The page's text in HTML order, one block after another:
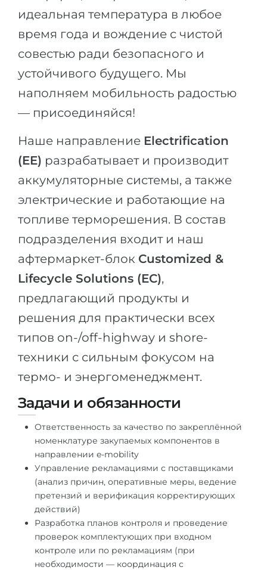
100%
Наши студенты успешно поступают
КОНСУЛЬТАЦИЯ!
Другая страна
ЗАПИСАТЬСЯ НА КОНСУЛЬТАЦИЮ
идеальная температура в любое
время года и вождение с чистой
совестью ради безопасного и
устойчивого будущего. Мы
наполняем мобильность радостью
— присоединяйся!
Наше направление Electrification
(EE) разрабатывает и производит
аккумуляторные системы, а также
электрические и работающие на
топливе терморешения. В состав
подразделения входит и наш
афтермаркет-блок Customized &
Lifecycle Solutions (EC),
предлагающий продукты и
решения для практически всех
типов on-/off-highway и shore-
техники с сильным фокусом на
термо- и энергоменеджмент.
Задачи и обязанности
Ответственность за качество по закреплённой
номенклатуре закупаемых компонентов в
направлении e-mobility
Управление рекламациями с поставщиками
(анализ причин, оперативные меры, ведение
претензий и верификация корректирующих
действий)
Разработка планов контроля и проведение
проверок комплектующих при входном
контроле или по рекламациям (при
необходимости — координация с